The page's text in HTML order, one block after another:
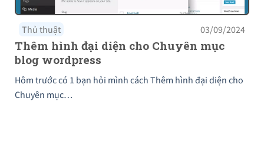
Thủ thuật 03/09/2024
Thêm hình đại diện cho Chuyên mục
blog wordpress
Hôm trước có 1 bạn hỏi mình cách Thêm hình đại diện cho
Chuyên mục…